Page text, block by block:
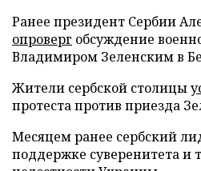
Ранее президент Сербии
опроверг обсуждение
Владимиром Зеленским в
Жители сербской столицы
протеста против приезда
Месяцем ранее сербский
поддержке суверенитета и